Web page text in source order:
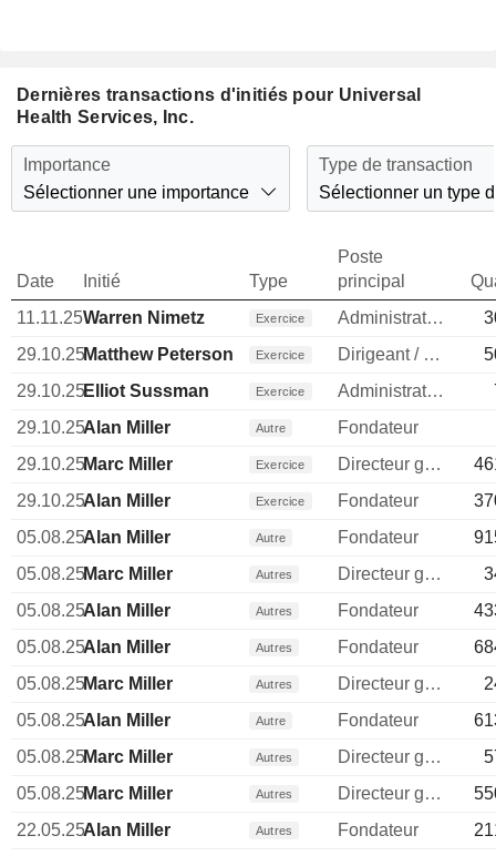
Dernières transactions d'initiés pour Universal
Health Services, Inc.
Importance
Sélectionner une importance
Type de transaction
Sélectionner un type
Date Initié Type
Poste
principal
11.11.25Warren Nimetz Exercice Administrateur
29.10.25Matthew Peterson Exercice Dirigeant / cadre principal
29.10.25Elliot Sussman Exercice Administrateur
29.10.25Alan Miller Autre
Fondateur
29.10.25Marc Miller Exercice Directeur general
29.10.25Alan Miller Exercice Fondateur
05.08.25Alan Miller Autre Fondateur
05.08.25Marc Miller Autres Directeur general
05.08.25Alan Miller Autres Fondateur
05.08.25Alan Miller Autres Fondateur
05.08.25Marc Miller Autres Directeur general
05.08.25Alan Miller Autre Fondateur
05.08.25Marc Miller Autres Directeur general
05.08.25Marc Miller Autres Directeur general
22.05.25Alan Miller Autres Fondateur